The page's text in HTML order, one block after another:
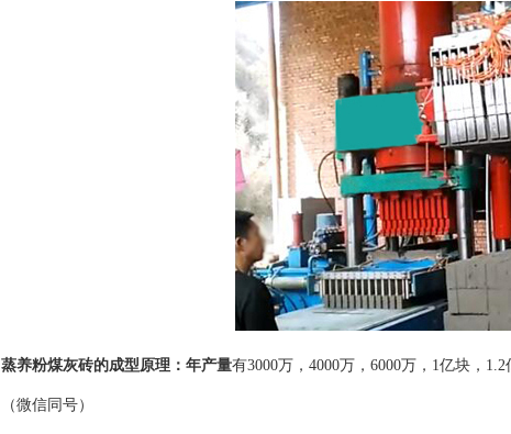
蒸养粉煤灰砖的成型原理： 年产量有3000万，4000万，6000万，1亿块，
（微信同号）